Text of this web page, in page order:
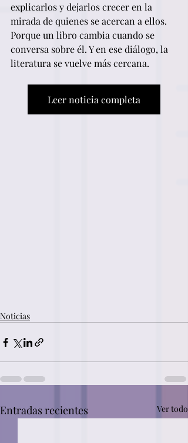
explicarlos y dejarlos crecer en la
mirada de quienes se acercan a ellos.
Porque un libro cambia cuando se
conversa sobre él. Y en ese diálogo, la
literatura se vuelve más cercana.
Leer noticia completa
Noticias
Entradas recientes Ver todo